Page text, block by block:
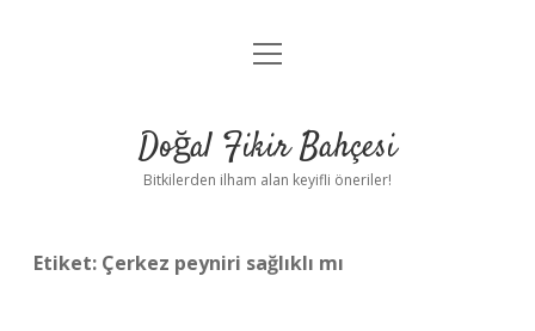
Anasayfa
Yasal Uyarı
menüyü
Doğal Fikir Bahçesi
Bitkilerden ilham alan keyifli öneriler!
Etiket: Çerkez peyniri sağlıklı mı